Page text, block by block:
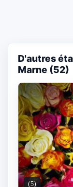
D'autres
Marne (52)
(5)